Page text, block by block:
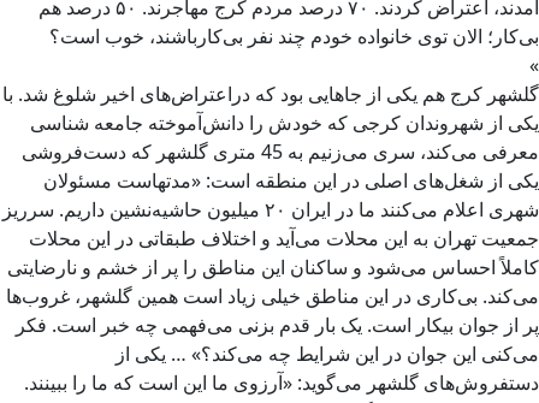
آمدند، اعتراض کردند. ۷۰ درصد مردم کرج مهاجرند. ۵۰ درصد هم
بی‌کار؛ الان توی خانواده خودم چند نفر بی‌کارباشند، خوب است؟
»
گلشهر کرج هم یکی از جاهایی بود که دراعتراض‌های اخیر شلوغ شد. با
یکی از شهروندان کرجی که خودش را دانش‌آموخته جامعه شناسی
معرفی می‌کند، سری می‌زنیم به 45 متری گلشهر که دست‌فروشی
یکی از شغل‌های اصلی در این منطقه است: «مدتهاست مسئولان
شهری اعلام می‌کنند ما در ایران ۲۰ میلیون حاشیه‌نشین داریم. سرریز
جمعیت تهران به این محلات می‌آید و اختلاف طبقاتی در این محلات
کاملاً احساس می‌شود و ساکنان این مناطق را پر از خشم و نارضایتی
می‌کند. بی‌کاری در این مناطق خیلی زیاد است همین گلشهر، غروب‌ها
پر از جوان بیکار است. یک بار قدم بزنی می‌فهمی چه خبر است. فکر
می‌کنی این جوان در این شرایط چه می‌کند؟» … یکی از
دستفروش‌های گلشهر می‌گوید: «آرزوی ما این است که ما را ببینند.